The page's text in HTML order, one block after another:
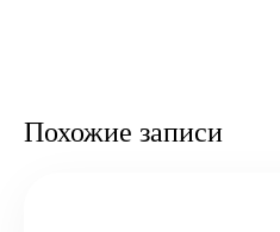
Похожие записи